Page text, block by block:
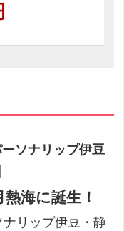
ソナリップ伊豆
海に誕生！
ナリップ伊豆・静